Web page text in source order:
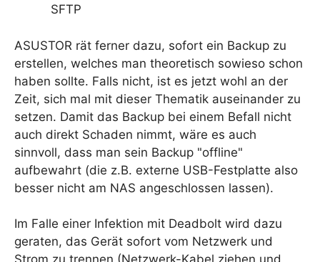
SFTP
ASUSTOR rät ferner dazu, sofort ein Backup zu
erstellen, welches man theoretisch sowieso schon
haben sollte. Falls nicht, ist es jetzt wohl an der
Zeit, sich mal mit dieser Thematik auseinander zu
setzen. Damit das Backup bei einem Befall nicht
auch direkt Schaden nimmt, wäre es auch
sinnvoll, dass man sein Backup "offline"
aufbewahrt (die z.B. externe USB-Festplatte also
besser nicht am NAS angeschlossen lassen).
Im Falle einer Infektion mit Deadbolt wird dazu
geraten, das Gerät sofort vom Netzwerk und